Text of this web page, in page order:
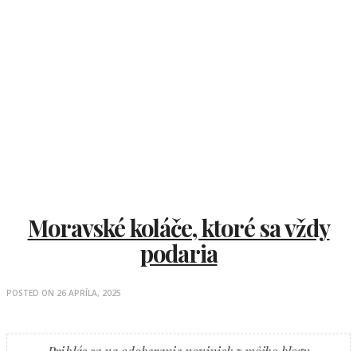
Moravské koláče, ktoré sa vždy
podaria
POSTED ON 26 APRÍLA, 2025